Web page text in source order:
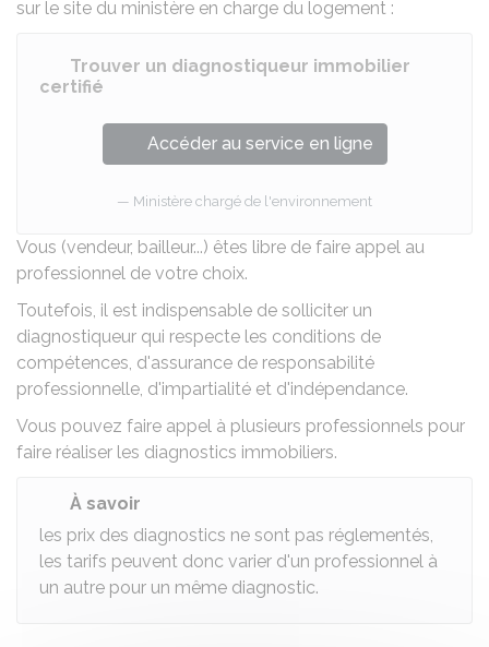
sur le site du ministère en charge du logement :
Trouver un diagnostiqueur immobilier
certifié
Accéder au service en ligne
Ministère chargé de l'environnement
Vous (vendeur, bailleur...) êtes libre de faire appel au
professionnel de votre choix.
Toutefois, il est indispensable de solliciter un
diagnostiqueur qui respecte les conditions de
compétences, d'assurance de responsabilité
professionnelle, d'impartialité et d'indépendance.
Vous pouvez faire appel à plusieurs professionnels pour
faire réaliser les diagnostics immobiliers.
À savoir
les prix des diagnostics ne sont pas réglementés,
les tarifs peuvent donc varier d'un professionnel à
un autre pour un même diagnostic.